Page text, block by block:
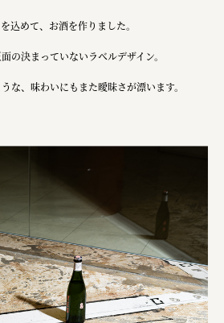
行
会社
クノロジズ株式会社
式会社
込めて、お酒を作りました。
の決まっていないラベルデザイン。
な、味わいにもまた曖昧さが漂います。